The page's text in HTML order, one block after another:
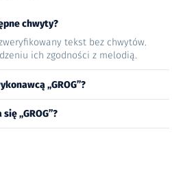
chwyty?
tekst bez chwytów.
ich zgodności z melodią.
„GROG”?
„GROG”?